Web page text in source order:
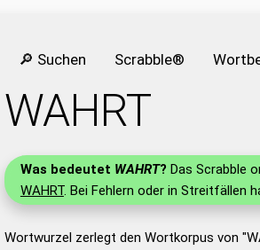
🔎 Suchen Scrabble®
WAHRT
Was bedeutet WAHRT? Das Scrabble
WAHRT. Bei Fehlern oder in Streitfällen
Wortwurzel zerlegt den Wortkorpus von